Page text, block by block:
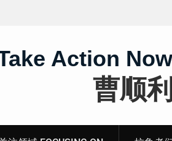
Action
曹顺